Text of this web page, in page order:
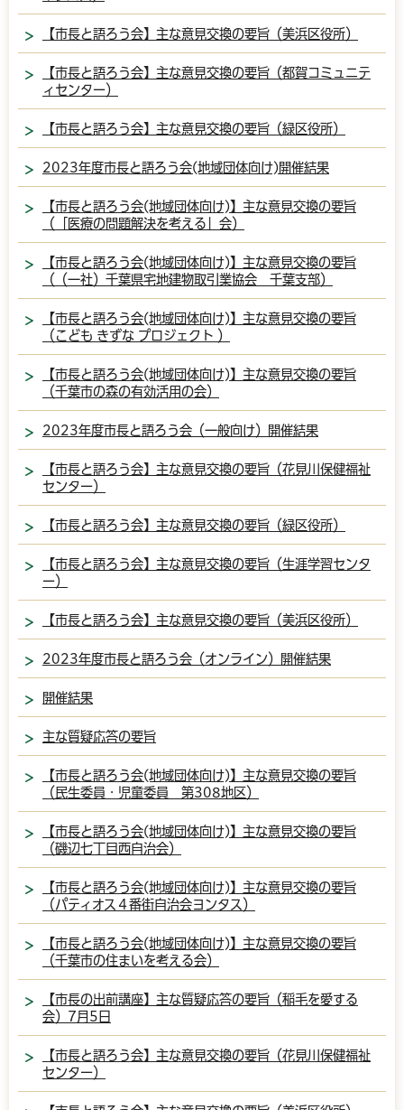
【市長と語ろう会】主な意見交換の要旨（美浜区役所）
【市長と語ろう会】主な意見交換の要旨（都賀コミュニテ
ィセンター）
【市長と語ろう会】主な意見交換の要旨（緑区役所）
2023年度市長と語ろう会(地域団体向け)開催結果
【市長と語ろう会(地域団体向け)】主な意見交換の要旨
（「医療の問題解決を考える」会）
【市長と語ろう会(地域団体向け)】主な意見交換の要旨
（（一社）千葉県宅地建物取引業協会 千葉支部）
【市長と語ろう会(地域団体向け)】主な意見交換の要旨
（こども きずな プロジェクト ）
【市長と語ろう会(地域団体向け)】主な意見交換の要旨
（千葉市の森の有効活用の会）
2023年度市長と語ろう会（一般向け）開催結果
【市長と語ろう会】主な意見交換の要旨（花見川保健福祉
センター）
【市長と語ろう会】主な意見交換の要旨（緑区役所）
【市長と語ろう会】主な意見交換の要旨（生涯学習センタ
ー）
【市長と語ろう会】主な意見交換の要旨（美浜区役所）
2023年度市長と語ろう会（オンライン）開催結果
開催結果
主な質疑応答の要旨
【市長と語ろう会(地域団体向け)】主な意見交換の要旨
（民生委員・児童委員 第308地区）
【市長と語ろう会(地域団体向け)】主な意見交換の要旨
（磯辺七丁目西自治会）
【市長と語ろう会(地域団体向け)】主な意見交換の要旨
（パティオス４番街自治会ヨンタス）
【市長と語ろう会(地域団体向け)】主な意見交換の要旨
（千葉市の住まいを考える会）
【市長の出前講座】主な質疑応答の要旨（稲毛を愛する
会）7月5日
【市長と語ろう会】主な意見交換の要旨（花見川保健福祉
センター）